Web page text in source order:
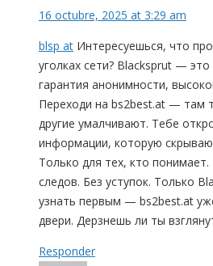
16 octubre, 2025 at 3:29 am
blsp at Интересуешься, что
уголках сети? Blacksprut —
гарантия анонимности,
Переходи на bs2best.at — там
другие умалчивают. Тебе
информации, которую
Только для тех, кто
следов. Без уступок. Только
узнать первым — bs2best.at
двери. Дерзнешь ли ты
Responder